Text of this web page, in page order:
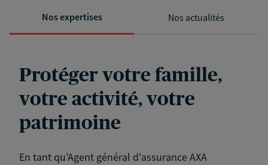
Nos expertises Nos actualités
Protéger votre famille,
votre activité, votre
patrimoine
En tant qu’Agent général d'assurance AXA